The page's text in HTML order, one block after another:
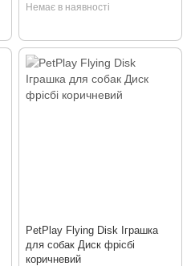
Немає в наявності
PetPlay Flying Disk Іграшка
для собак Диск фрісбі
коричневий